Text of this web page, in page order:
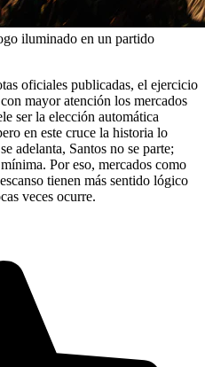
iluminado en un partido
oficiales publicadas, el ejercicio
mayor atención los mercados
ser la elección automática
en este cruce la historia lo
adelanta, Santos no se parte;
Por eso, mercados como
tienen más sentido lógico
veces ocurre.